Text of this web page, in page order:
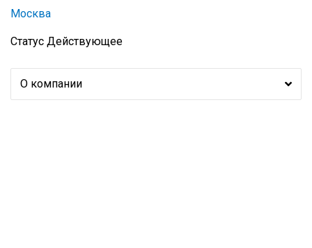
Москва
Статус Действующее
О компании